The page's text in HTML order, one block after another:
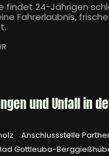
findet 24-Jährigen
Fahrerlaubnis,
und Unfall in
Anschlussstelle
Gottleuba-